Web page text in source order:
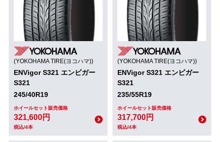
(YOKOHAMA TIRE(ヨコハマ))
ENVigor S321 エンビガー
S321
245/40R19
ホイールセット販売価格
321,600円
税込/4本
(YOKOHAMA TIRE(ヨコハマ))
ENVigor S321 エンビガー
S321
235/55R19
ホイールセット販売価格
317,700円
税込/4本